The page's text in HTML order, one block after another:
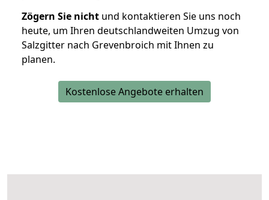
Zögern Sie nicht und kontaktieren Sie uns noch
heute, um Ihren deutschlandweiten Umzug von
Salzgitter nach Grevenbroich mit Ihnen zu
planen.
Kostenlose Angebote erhalten